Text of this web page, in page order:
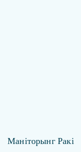
Маніторынг Ракі